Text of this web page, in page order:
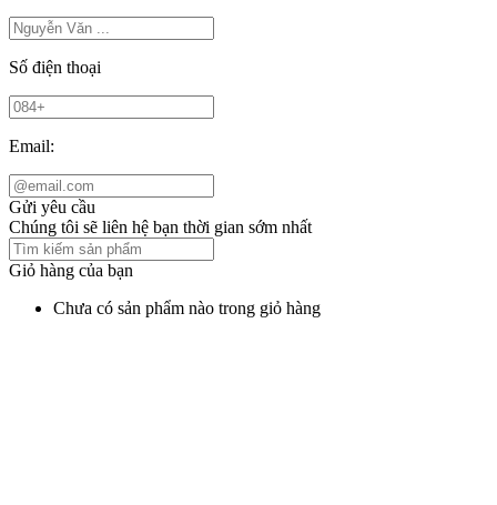
Số điện thoại
Email:
Gửi yêu cầu
Chúng tôi sẽ liên hệ bạn thời gian sớm nhất
Giỏ hàng của bạn
Chưa có sản phẩm nào trong giỏ hàng